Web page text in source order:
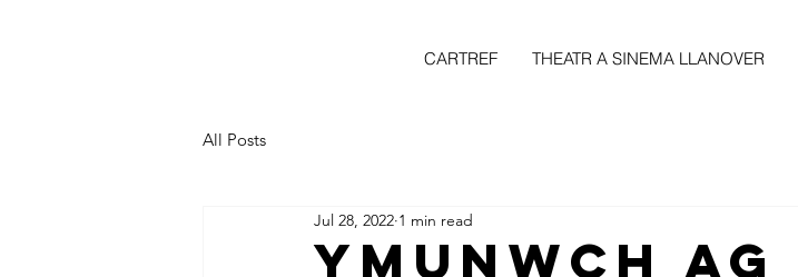
CARTREF THEATR A SINEMA LLANOVER
All Posts
YMUNWCH AG
Jul 28, 2022 1 min read